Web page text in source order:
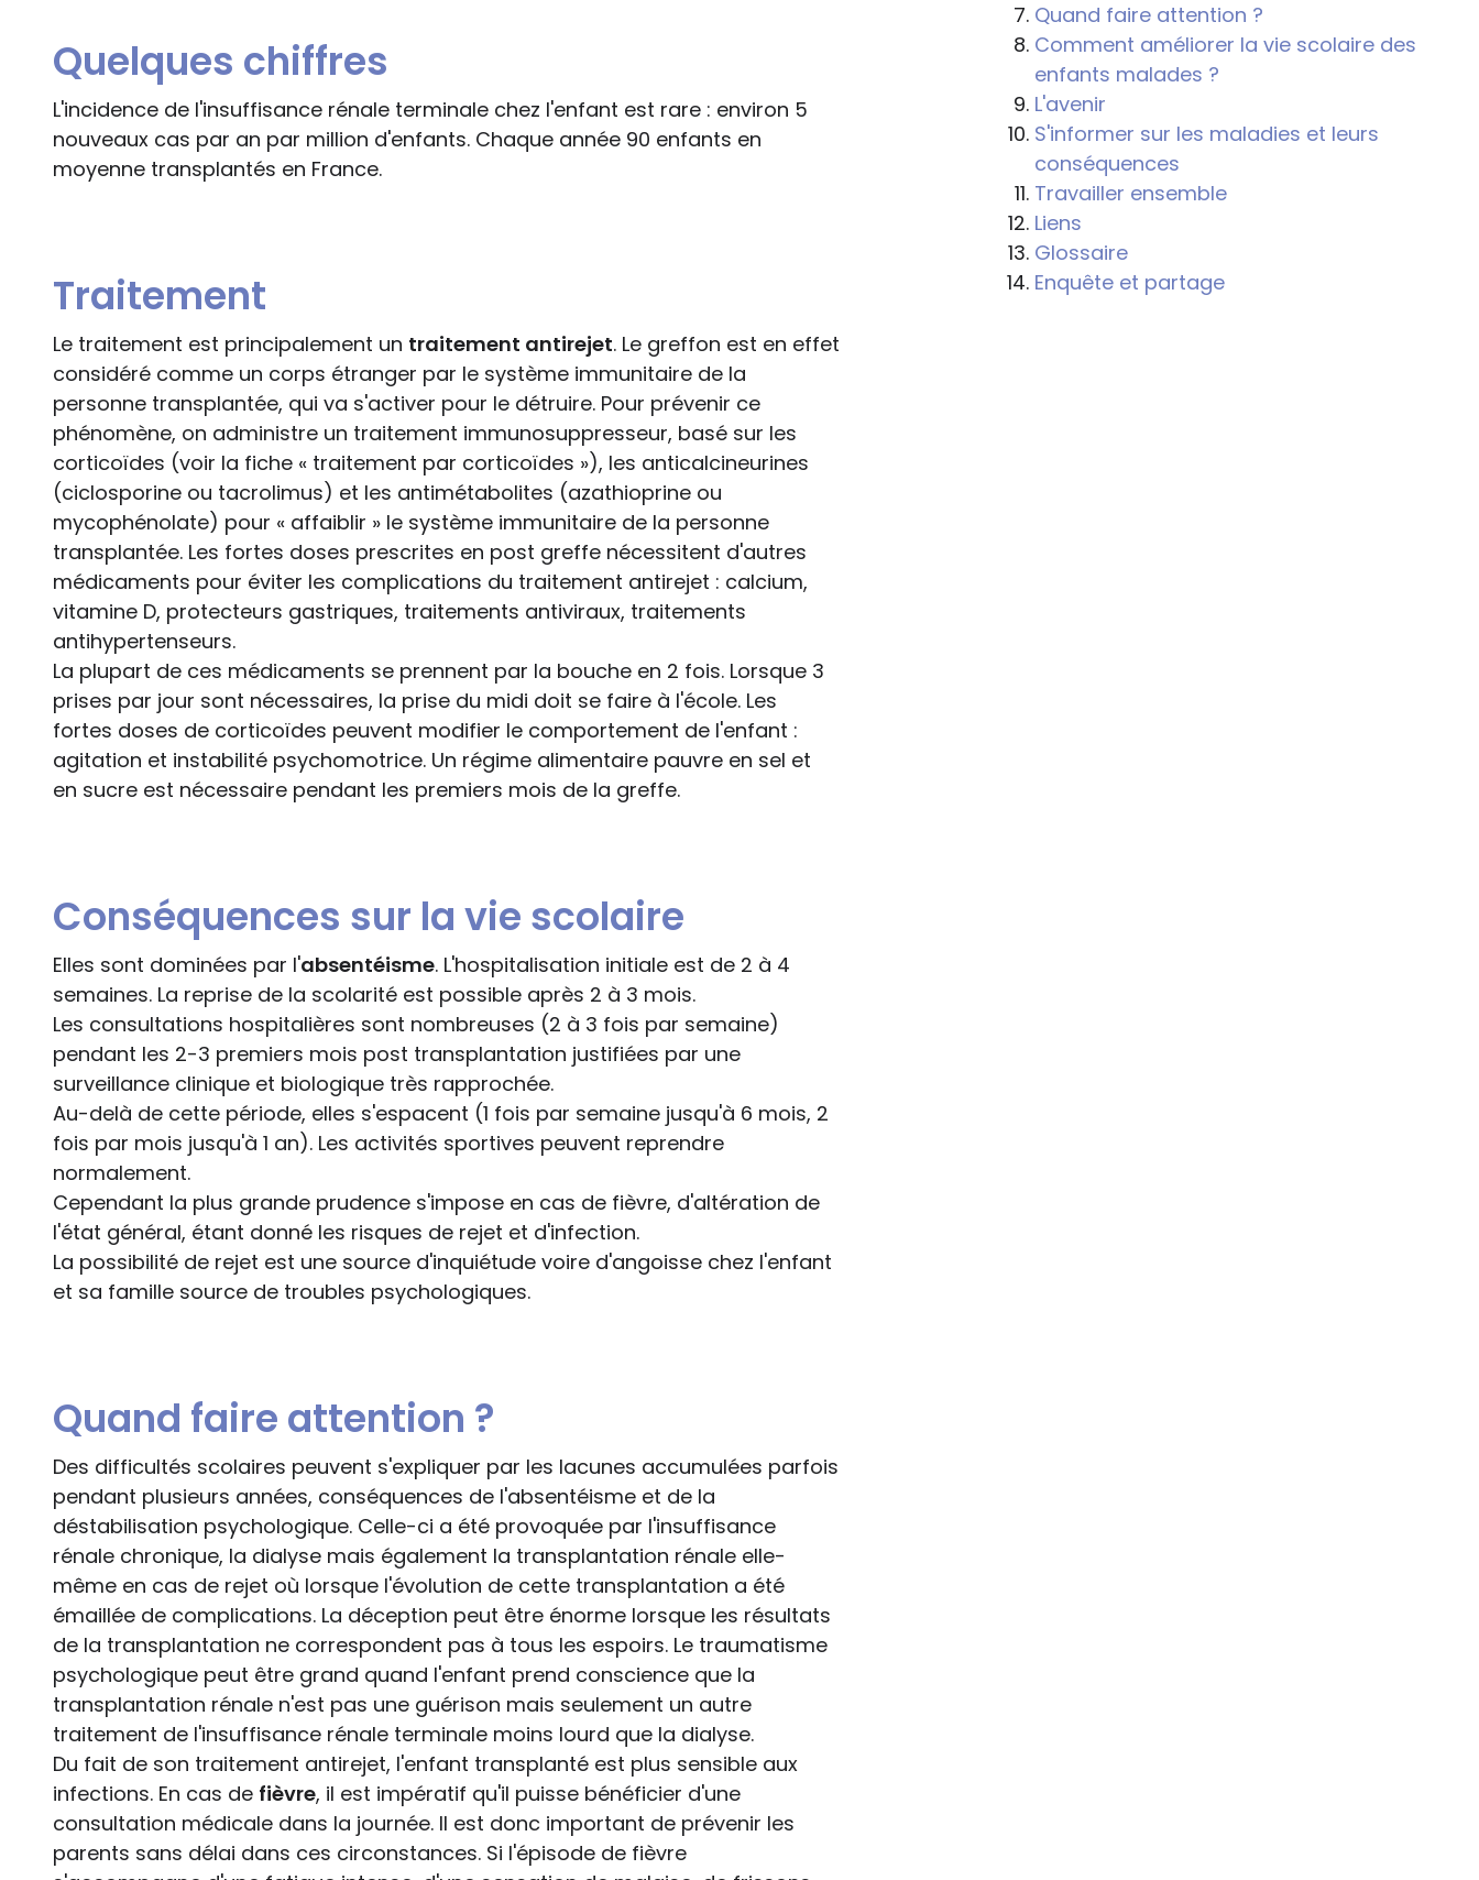
Quelques chiffres
L'incidence de l'insuffisance rénale terminale chez l'enfant est rare : environ 5
nouveaux cas par an par million d'enfants. Chaque année 90 enfants en
moyenne transplantés en France.
Traitement
Le traitement est principalement un traitement antirejet. Le greffon est en effet
considéré comme un corps étranger par le système immunitaire de la
personne transplantée, qui va s'activer pour le détruire. Pour prévenir ce
phénomène, on administre un traitement immunosuppresseur, basé sur les
corticoïdes (voir la fiche « traitement par corticoïdes »), les anticalcineurines
(ciclosporine ou tacrolimus) et les antimétabolites (azathioprine ou
mycophénolate) pour « affaiblir » le système immunitaire de la personne
transplantée. Les fortes doses prescrites en post greffe nécessitent d'autres
médicaments pour éviter les complications du traitement antirejet : calcium,
vitamine D, protecteurs gastriques, traitements antiviraux, traitements
antihypertenseurs.
La plupart de ces médicaments se prennent par la bouche en 2 fois. Lorsque 3
prises par jour sont nécessaires, la prise du midi doit se faire à l'école. Les
fortes doses de corticoïdes peuvent modifier le comportement de l'enfant :
agitation et instabilité psychomotrice. Un régime alimentaire pauvre en sel et
en sucre est nécessaire pendant les premiers mois de la greffe.
Conséquences sur la vie scolaire
Elles sont dominées par l'absentéisme. L'hospitalisation initiale est de 2 à 4
semaines. La reprise de la scolarité est possible après 2 à 3 mois.
Les consultations hospitalières sont nombreuses (2 à 3 fois par semaine)
pendant les 2-3 premiers mois post transplantation justifiées par une
surveillance clinique et biologique très rapprochée.
Au-delà de cette période, elles s'espacent (1 fois par semaine jusqu'à 6 mois, 2
fois par mois jusqu'à 1 an). Les activités sportives peuvent reprendre
normalement.
Cependant la plus grande prudence s'impose en cas de fièvre, d'altération de
l'état général, étant donné les risques de rejet et d'infection.
La possibilité de rejet est une source d'inquiétude voire d'angoisse chez l'enfant
et sa famille source de troubles psychologiques.
Quand faire attention ?
Des difficultés scolaires peuvent s'expliquer par les lacunes accumulées parfois
pendant plusieurs années, conséquences de l'absentéisme et de la
déstabilisation psychologique. Celle-ci a été provoquée par l'insuffisance
rénale chronique, la dialyse mais également la transplantation rénale elle-
même en cas de rejet où lorsque l'évolution de cette transplantation a été
émaillée de complications. La déception peut être énorme lorsque les résultats
de la transplantation ne correspondent pas à tous les espoirs. Le traumatisme
psychologique peut être grand quand l'enfant prend conscience que la
transplantation rénale n'est pas une guérison mais seulement un autre
traitement de l'insuffisance rénale terminale moins lourd que la dialyse.
Du fait de son traitement antirejet, l'enfant transplanté est plus sensible aux
infections. En cas de fièvre, il est impératif qu'il puisse bénéficier d'une
consultation médicale dans la journée. Il est donc important de prévenir les
parents sans délai dans ces circonstances. Si l'épisode de fièvre
Quand faire attention ?
Comment améliorer la vie scolaire des
enfants malades ?
L'avenir
S'informer sur les maladies et leurs
conséquences
Travailler ensemble
Liens
Glossaire
Enquête et partage